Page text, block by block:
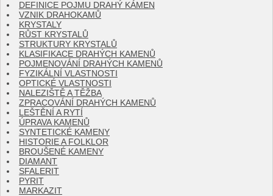
DEFINICE POJMU DRAHÝ KÁMEN
VZNIK DRAHOKAMŮ
KRYSTALY
RŮST KRYSTALŮ
STRUKTURY KRYSTALŮ
KLASIFIKACE DRAHÝCH KAMENŮ
POJMENOVÁNÍ DRAHÝCH KAMENŮ
FYZIKÁLNÍ VLASTNOSTI
OPTICKÉ VLASTNOSTI
NALEZIŠTĚ A TĚŽBA
ZPRACOVÁNÍ DRAHÝCH KAMENŮ
LEŠTĚNÍ A RYTÍ
ÚPRAVA KAMENŮ
SYNTETICKÉ KAMENY
HISTORIE A FOLKLOR
BROUŠENÉ KAMENY
DIAMANT
SFALERIT
PYRIT
MARKAZIT